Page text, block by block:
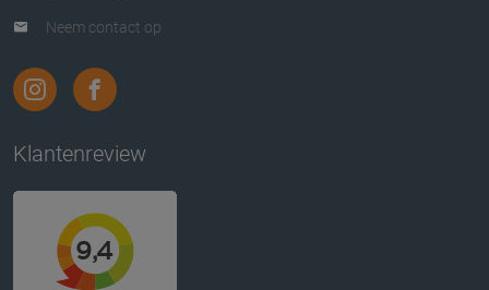
Neem contact op
Klantenreview